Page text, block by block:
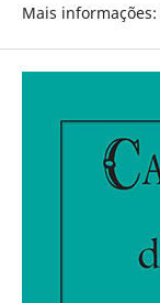
Mais informações: